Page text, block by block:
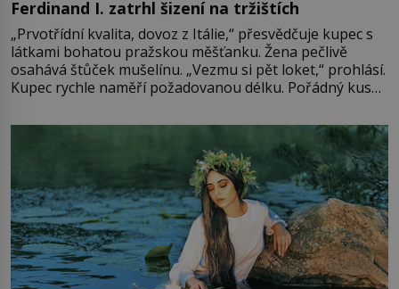
Ferdinand I. zatrhl šizení na tržištích
„Prvotřídní kvalita, dovoz z Itálie,“ přesvědčuje kupec s
látkami bohatou pražskou měšťanku. Žena pečlivě
osahává štůček mušelínu. „Vezmu si pět loket,“ prohlásí.
Kupec rychle naměří požadovanou délku. Pořádný kus
milostpaní. Stačí jenom na sukni,“ zhodnotí švadlena
množství růžového mušelínu. „Ošidili vás, podívejte.“